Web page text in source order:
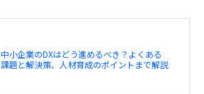
中小企業のDXはどう進めるべき？よくある
課題と解決策、人材育成のポイントまで解説